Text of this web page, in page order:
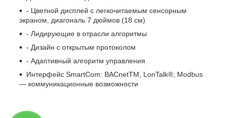
- Цветной дисплей с легкочитаемым сенсорным
экраном, диагональ 7 дюймов (18 см)
- Лидирующие в отрасли алгоритмы
- Дизайн с открытым протоколом
- Адаптивный алгоритм управления
Интерфейс SmartCom: BACnetTM, LonTalk®, Modbus
— коммуникационные возможности